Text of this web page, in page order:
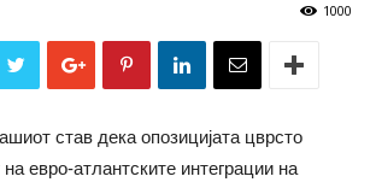
1000
став дека опозицијата цврсто
евро-атлантските интеграции на